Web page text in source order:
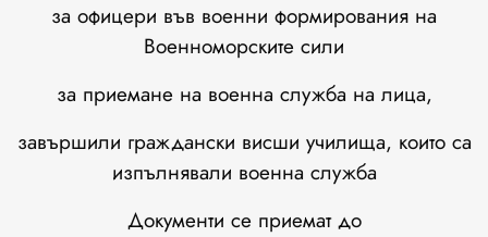
за офицери във военни формирования на
Военноморските сили
за приемане на военна служба на лица,
завършили граждански висши училища, които са
изпълнявали военна служба
Документи се приемат до